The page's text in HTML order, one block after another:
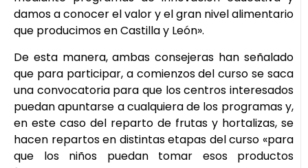
damos a conocer el valor y el gran nivel alimentario
que producimos en Castilla y León».
De esta manera, ambas consejeras han señalado
que para participar, a comienzos del curso se saca
una convocatoria para que los centros interesados
puedan apuntarse a cualquiera de los programas y,
en este caso del reparto de frutas y hortalizas, se
hacen repartos en distintas etapas del curso «para
que los niños puedan tomar esos productos